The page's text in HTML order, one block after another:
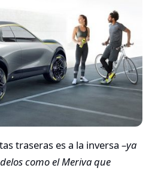
traseras es a la inversa –ya
como el Meriva que